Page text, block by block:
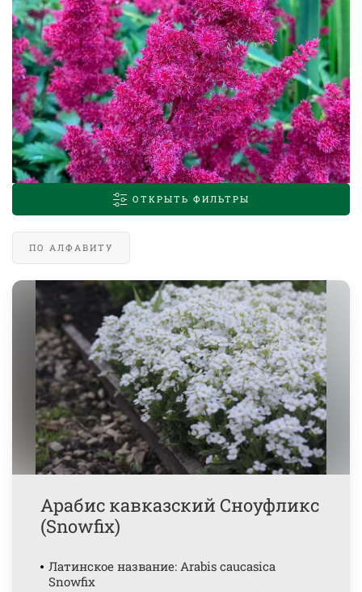
ОТКРЫТЬ ФИЛЬТРЫ
ПО АЛФАВИТУ
Арабис кавказский Сноуфликс
(Snowfix)
Латинское название: Arabis caucasica
Snowfix